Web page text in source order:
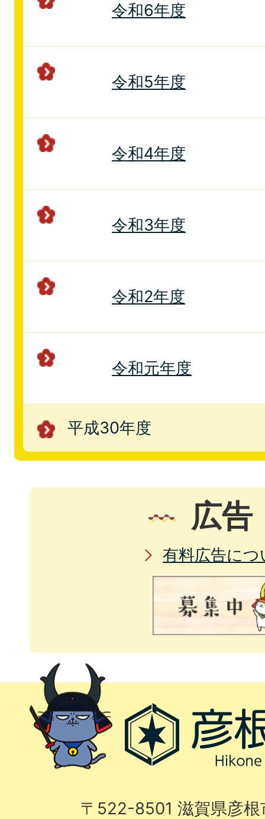
令和6年度
令和5年度
令和4年度
令和3年度
令和2年度
令和元年度
平成30年度
広告
有料広告につ
〒522-8501 滋賀県彦